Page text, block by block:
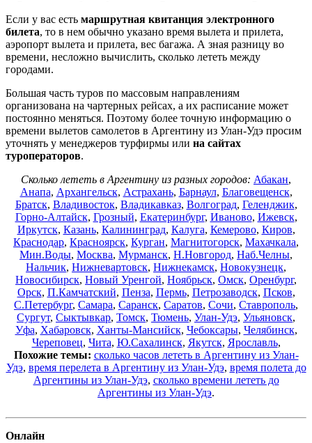
Если у вас есть маршрутная квитанция электронного
билета, то в нем обычно указано время вылета и прилета,
аэропорт вылета и прилета, вес багажа. А зная разницу во
времени, несложно вычислить, сколько лететь между
городами.
Большая часть туров по массовым направлениям
организована на чартерных рейсах, а их расписание может
постоянно меняться. Поэтому более точную информацию о
времени вылетов самолетов в Аргентину из Улан-Удэ просим
уточнять у менеджеров турфирмы или на сайтах
туроператоров.
Сколько лететь в Аргентину из разных городов: Абакан,
Анапа, Архангельск, Астрахань, Барнаул, Благовещенск,
Братск, Владивосток, Владикавказ, Волгоград, Геленджик,
Горно-Алтайск, Грозный, Екатеринбург, Иваново, Ижевск,
Иркутск, Казань, Калининград, Калуга, Кемерово, Киров,
Краснодар, Красноярск, Курган, Магнитогорск, Махачкала,
Мин.Воды, Москва, Мурманск, Н.Новгород, Наб.Челны,
Нальчик, Нижневартовск, Нижнекамск, Новокузнецк,
Новосибирск, Новый Уренгой, Ноябрьск, Омск, Оренбург,
Орск, П.Камчатский, Пенза, Пермь, Петрозаводск, Псков,
С.Петербург, Самара, Саранск, Саратов, Сочи, Ставрополь,
Сургут, Сыктывкар, Томск, Тюмень, Улан-Удэ, Ульяновск,
Уфа, Хабаровск, Ханты-Мансийск, Чебоксары, Челябинск,
Череповец, Чита, Ю.Сахалинск, Якутск, Ярославль,
Похожие темы: сколько часов лететь в Аргентину из Улан-
Удэ, время перелета в Аргентину из Улан-Удэ, время полета до
Аргентины из Улан-Удэ, сколько времени лететь до
Аргентины из Улан-Удэ.
Онлайн